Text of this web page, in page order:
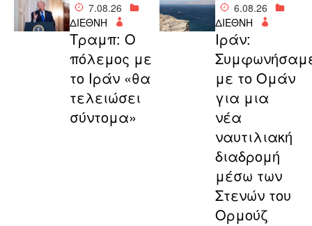
7.08.26
ΔΙΕΘΝΗ
Τραμπ: Ο
πόλεμος με
το Ιράν «θα
τελειώσει
σύντομα»
6.08.26
ΔΙΕΘΝΗ
Ιράν:
με το Ομάν
για μια
νέα
ναυτιλιακή
διαδρομή
μέσω των
Στενών του
Ορμούζ